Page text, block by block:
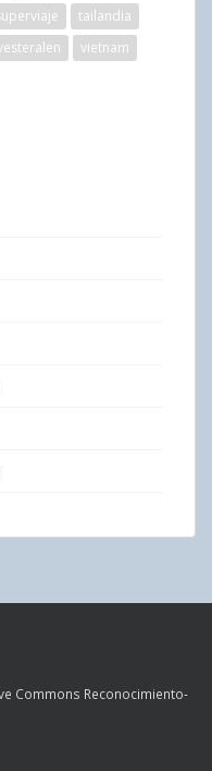
tailandia
vietnam
Commons Reconocimiento-